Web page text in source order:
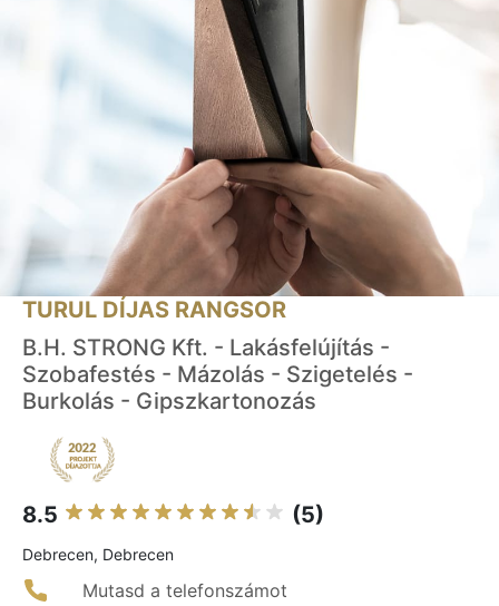
TURUL DÍJAS RANGSOR
B.H. STRONG Kft. - Lakásfelújítás -
Szobafestés - Mázolás - Szigetelés -
Burkolás - Gipszkartonozás
8.5 (5)
Debrecen, Debrecen
Mutasd a telefonszámot